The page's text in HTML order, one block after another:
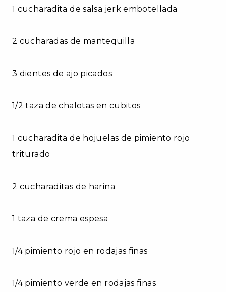
1 cucharadita de salsa jerk embotellada
2 cucharadas de mantequilla
3 dientes de ajo picados
1/2 taza de chalotas en cubitos
1 cucharadita de hojuelas de pimiento rojo
triturado
2 cucharaditas de harina
1 taza de crema espesa
1/4 pimiento rojo en rodajas finas
1/4 pimiento verde en rodajas finas